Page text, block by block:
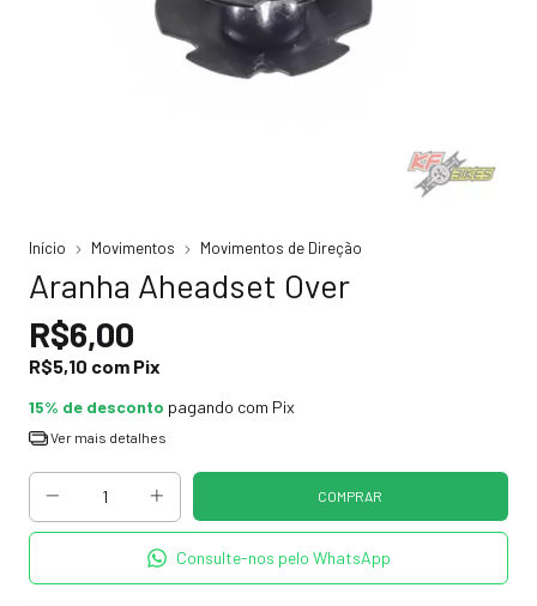
Início Movimentos Movimentos de Direção
Aranha Aheadset Over
R$6,00
R$5,10 com Pix
15% de desconto pagando com Pix
Ver mais detalhes
Consulte-nos pelo WhatsApp